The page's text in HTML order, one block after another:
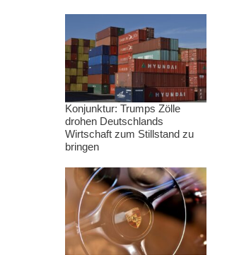
Konjunktur: Trumps Zölle
drohen Deutschlands
Wirtschaft zum Stillstand zu
bringen